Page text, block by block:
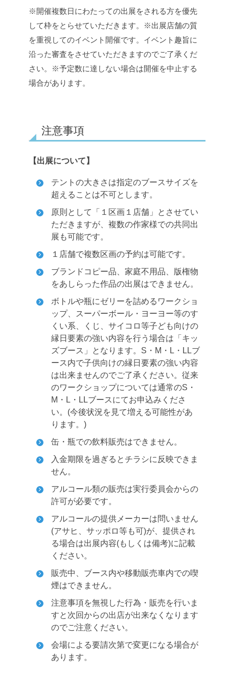
※開催複数日にわたっての出展をされる方を優先
して枠をとらせていただきます。
※出展店舗の質
を重視してのイベント開催です。イベント趣旨に
沿った審査をさせていただきますのでご了承くだ
さい。
※予定数に達しない場合は開催を中止する
場合があります。
注意事項
【出展について】
テントの大きさは指定のブースサイズを
超えることは不可とします。
原則として「１区画１店舗」とさせてい
ただきますが、複数の作家様での共同出
展も可能です。
１店舗で複数区画の予約は可能です。
ブランドコピー品、家庭不用品、版権物
をあしらった作品の出展はできません。
ボトルや瓶にゼリーを詰めるワークショ
ップ、スーパーボール・ヨーヨー等のす
くい系、くじ、サイコロ等子ども向けの
縁日要素の強い内容を行う場合は「キッ
ズブース」となります。S・M・L・LLブ
ース内で子供向けの縁日要素の強い内容
は出来ませんのでご了承ください。従来
のワークショップについては通常のS・
M・L・LLブースにてお申込みくださ
い。(今後状況を見て増える可能性があ
ります。)
缶・瓶での飲料販売はできません。
入金期限を過ぎるとチラシに反映できま
せん。
アルコール類の販売は実行委員会からの
許可が必要です。
アルコールの提供メーカーは問いません
(アサヒ、サッポロ等も可)が、提供され
る場合は出展内容(もしくは備考)に記載
ください。
販売中、ブース内や移動販売車内での喫
煙はできません。
注意事項を無視した行為・販売を行いま
すと次回からの出店が出来なくなります
のでご注意ください。
会場による要請次第で変更になる場合が
あります。